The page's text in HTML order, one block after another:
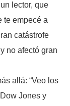
lector, que
te empecé a
catástrofe
no afectó gran
allá: “Veo los
Jones y